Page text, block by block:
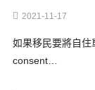
2021-11-17
如果移民要將自住
consent…